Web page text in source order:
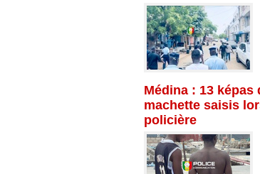
Médina : 13 képas
machette saisis
policière